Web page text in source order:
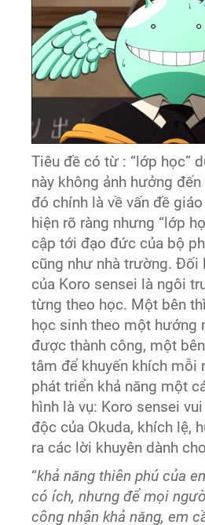
Tiêu đề có từ : “lớp học”
này không ảnh hưởng
đó chính là về vấn đề
hiện rõ ràng nhưng “lớp
cập tới đạo đức của bộ
cũng như nhà trường. Đối
của Koro sensei là ngôi
từng theo học. Một bên
học sinh theo một hướng
được thành công, một
tâm để khuyến khích mỗi
phát triển khả năng một
hình là vụ: Koro sensei
độc của Okuda, khích lệ,
ra các lời khuyên dành
“khả năng thiên phú của
có ích, nhưng để mọi
công nhận khả năng, em